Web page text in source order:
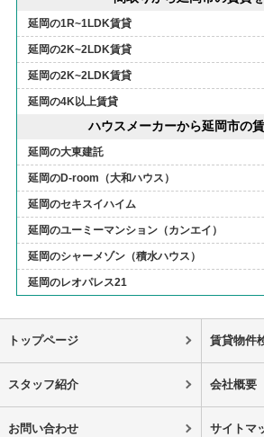
延岡の1R~1LDK賃貸
延岡の2K~2LDK賃貸
延岡の2K~2LDK賃貸
延岡の4K以上賃貸
ハウスメーカーから延岡市の
延岡の大東建託
延岡のD-room（大和ハウス）
延岡のセキスイハイム
延岡のユーミーマンション（カンエイ）
延岡のシャーメゾン（積水ハウス）
延岡のレオパレス21
トップページ 賃貸物件
スタッフ紹介 会社概要
お問い合わせ サイトマ